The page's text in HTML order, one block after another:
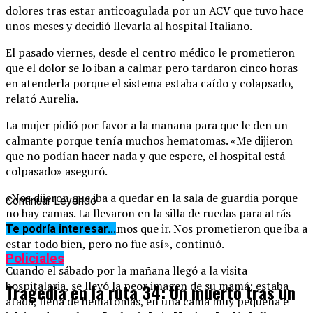
dolores tras estar anticoagulada por un ACV que tuvo hace
unos meses y decidió llevarla al hospital Italiano.
El pasado viernes, desde el centro médico le prometieron
que el dolor se lo iban a calmar pero tardaron cinco horas
en atenderla porque el sistema estaba caído y colapsado,
relató Aurelia.
La mujer pidió por favor a la mañana para que le den un
calmante porque tenía muchos hematomas. «Me dijieron
que no podían hacer nada y que espere, el hospital está
colpasado» aseguró.
«Nos dijeron que iba a quedar en la sala de guardia porque
no hay camas. La llevaron en la silla de ruedas para atrás
del hospital y nos tuvimos que ir. Nos prometieron que iba a
estar todo bien, pero no fue así», continuó.
Cuando el sábado por la mañana llegó a la visita
hospitalaria, se llevó la peor imagen de su mamá: estaba
atada, llena de hematomas, en una cama muy pequeña e
Continuar Leyendo
Te podría interesar...
Policiales
Tragedia en la ruta 34: Un muerto tras un